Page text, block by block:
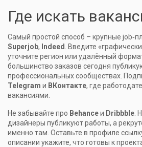
Где искать
Самый простой способ – крупные
Superjob, Indeed
. Введите
уточните регион или удалённый
большинство заказов сегодня
профессиональных сообществах.
Telegram и ВКонтакте, где
вакансиями.
Не забывайте про Behanceи Dribbble .
дизайнеры публикуют работы, а
именно там. Оставьте в профиле
описании укажите, что готовы к